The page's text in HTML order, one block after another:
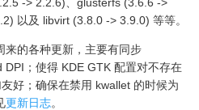
-> 2.2.6)、glusterfs (3.6.6 ->
以及 libvirt (3.8.0 -> 3.9.0) 等等。
来的各种更新，主要有同步
；使得 KDE GTK 配置对不存在
好；确保在禁用 kwallet 的时候为
更新日志。